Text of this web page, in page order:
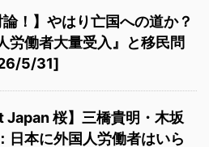
！】やはり亡国への道か？
労働者大量受入』と移民問
5/31]
Japan 桜】三橋貴明・木坂
日本に外国人労働者はいら